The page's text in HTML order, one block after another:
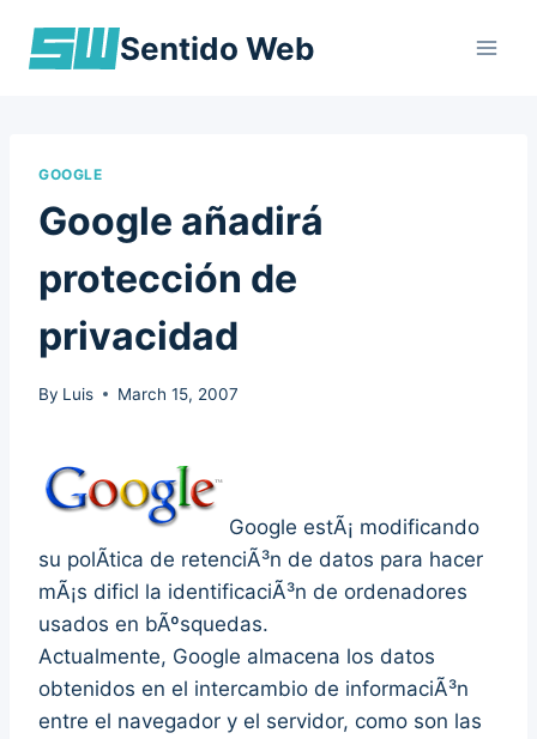
Sentido Web
GOOGLE
Google añadirá
protección de
privacidad
By Luis March 15, 2007
Google estÃ¡ modificando
su polÃ­tica de retenciÃ³n de datos para hacer
mÃ¡s dificl la identificaciÃ³n de ordenadores
usados en bÃºsquedas.
Actualmente, Google almacena los datos
obtenidos en el intercambio de informaciÃ³n
entre el navegador y el servidor, como son las